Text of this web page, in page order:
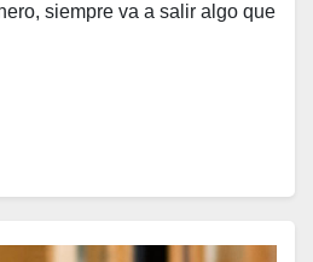
siempre va a salir algo que